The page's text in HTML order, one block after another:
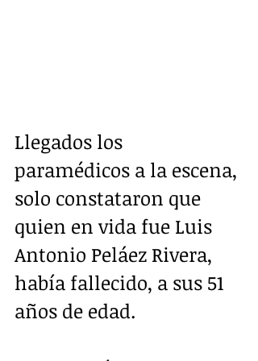
Llegados los
paramédicos a la escena,
solo constataron que
quien en vida fue Luis
Antonio Peláez Rivera,
había fallecido, a sus 51
años de edad.